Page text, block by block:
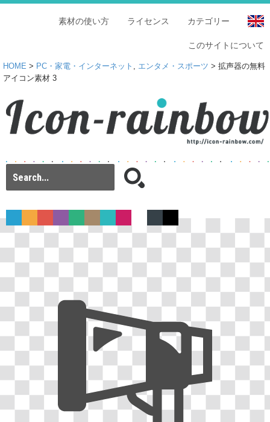
カテゴリー
ライセンス
素材の使い方
このサイトについて
HOME > PC・家電・インターネット , エンタメ・スポーツ > 拡声器の無料
アイコン素材 3